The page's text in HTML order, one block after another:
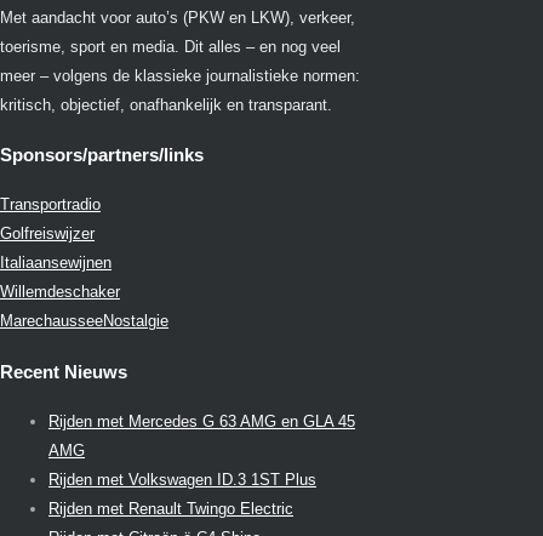
Met aandacht voor auto’s (PKW en LKW), verkeer,
toerisme, sport en media. Dit alles – en nog veel
meer – volgens de klassieke journalistieke normen:
kritisch, objectief, onafhankelijk en transparant.
Sponsors/partners/links
Transportradio
Golfreiswijzer
Italiaansewijnen
Willemdeschaker
MarechausseeNostalgie
Recent Nieuws
Rijden met Mercedes G 63 AMG en GLA 45
AMG
Rijden met Volkswagen ID.3 1ST Plus
Rijden met Renault Twingo Electric